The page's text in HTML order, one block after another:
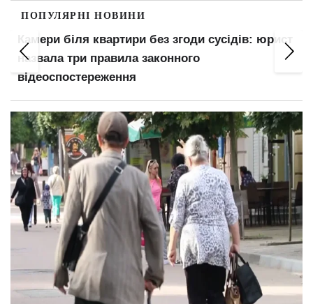
ПОПУЛЯРНІ НОВИНИ
Камери біля квартири без згоди сусідів: юрист
назвала три правила законного
відеоспостереження